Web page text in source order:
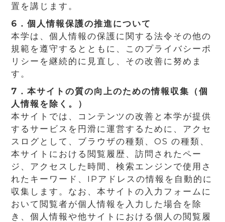
置を講じます。
6．個人情報保護の推進について
本学は、個人情報の保護に関する法令その他の
規範を遵守するとともに、このプライバシーポ
リシーを継続的に見直し、その改善に努めま
す。
7．本サイトの質の向上のための情報収集（個
人情報を除く。）
本サイトでは、コンテンツの改善と本学が提供
するサービスを円滑に運営するために、アクセ
スログとして、ブラウザの種類、OS の種類、
本サイトにおける閲覧履歴、訪問されたペー
ジ、アクセスした時間、検索エンジンで使用さ
れたキーワード、IPアドレスの情報を自動的に
収集します。なお、本サイトの入力フォームに
おいて閲覧者が個人情報を入力した場合を除
き、個人情報や他サイトにおける個人の閲覧履